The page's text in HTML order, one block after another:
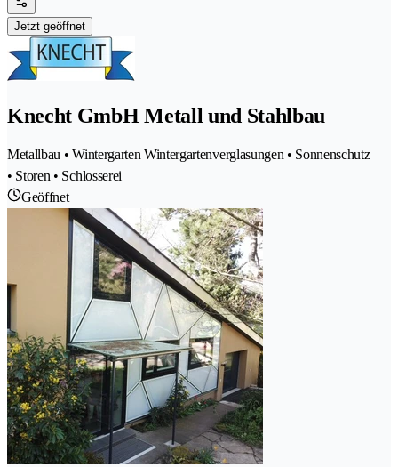
Jetzt geöffnet
Knecht GmbH Metall und Stahlbau
Metallbau • Wintergarten Wintergartenverglasungen • Sonnenschutz
• Storen • Schlosserei
Geöffnet